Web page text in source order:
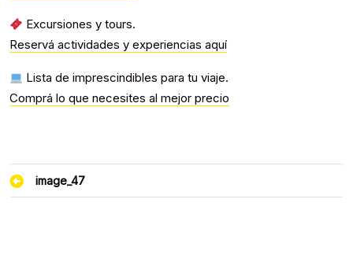
Excursiones y tours.
Reservá actividades y experiencias aquí
Lista de imprescindibles para tu viaje.
Comprá lo que necesites al mejor precio
Navegación
de
image_47